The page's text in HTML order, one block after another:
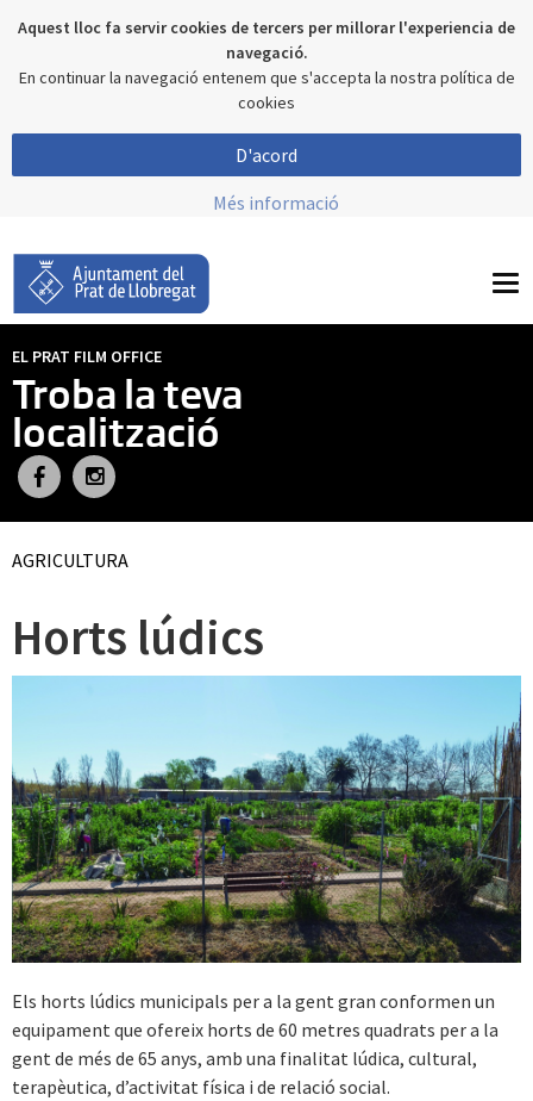
Aquest lloc fa servir cookies de tercers per millorar l'experiencia de
navegació.
En continuar la navegació entenem que s'accepta la nostra política de
cookies
D'acord
Més informació
EL PRAT FILM OFFICE
Troba la teva
localització
AGRICULTURA
Horts lúdics
Els horts lúdics municipals per a la gent gran conformen un
equipament que ofereix horts de 60 metres quadrats per a la
gent de més de 65 anys, amb una finalitat lúdica, cultural,
terapèutica, d’activitat física i de relació social.